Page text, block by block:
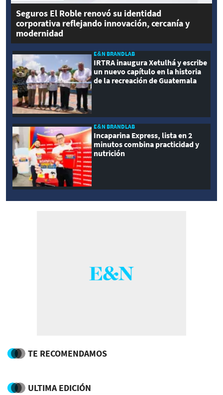
Seguros El Roble renovó su identidad
corporativa reflejando innovación, cercanía y
modernidad
E&N BRANDLAB
IRTRA inaugura Xetulhá y escribe
un nuevo capítulo en la historia
de la recreación de Guatemala
E&N BRANDLAB
Incaparina Express, lista en 2
minutos combina practicidad y
nutrición
TE RECOMENDAMOS
ULTIMA EDICIÓN